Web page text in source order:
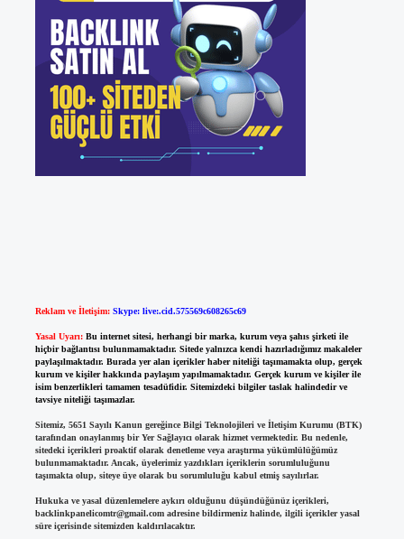
Reklam ve İletişim: Skype: live:.cid.575569c608265c69
Yasal Uyarı: Bu internet sitesi, herhangi bir marka, kurum veya şahıs şirketi ile
hiçbir bağlantısı bulunmamaktadır. Sitede yalnızca kendi hazırladığımız makaleler
paylaşılmaktadır. Burada yer alan içerikler haber niteliği taşımamakta olup, gerçek
kurum ve kişiler hakkında paylaşım yapılmamaktadır. Gerçek kurum ve kişiler ile
isim benzerlikleri tamamen tesadüfidir. Sitemizdeki bilgiler taslak halindedir ve
tavsiye niteliği taşımazlar.
Sitemiz, 5651 Sayılı Kanun gereğince Bilgi Teknolojileri ve İletişim Kurumu (BTK)
tarafından onaylanmış bir Yer Sağlayıcı olarak hizmet vermektedir. Bu nedenle,
sitedeki içerikleri proaktif olarak denetleme veya araştırma yükümlülüğümüz
bulunmamaktadır. Ancak, üyelerimiz yazdıkları içeriklerin sorumluluğunu
taşımakta olup, siteye üye olarak bu sorumluluğu kabul etmiş sayılırlar.
Hukuka ve yasal düzenlemelere aykırı olduğunu düşündüğünüz içerikleri,
backlinkpanelicomtr@gmail.comadresine bildirmeniz halinde, ilgili içerikler yasal
süre içerisinde sitemizden kaldırılacaktır.